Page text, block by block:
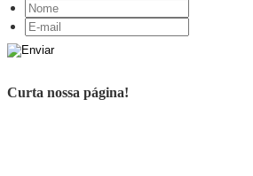
Curta nossa página!